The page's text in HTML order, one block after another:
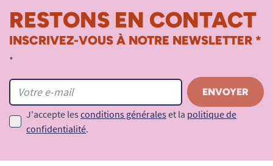
RESTONS EN CONTACT
INSCRIVEZ-VOUS À NOTRE NEWSLETTER *
*
J'accepte les conditions générales et la politique de
confidentialité.